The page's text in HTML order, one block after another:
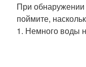
При обнаружении
поймите,
1. Немного воды